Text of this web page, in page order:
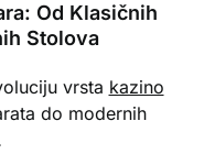
Od Klasičnih
Stolova
vrsta kazino
do modernih